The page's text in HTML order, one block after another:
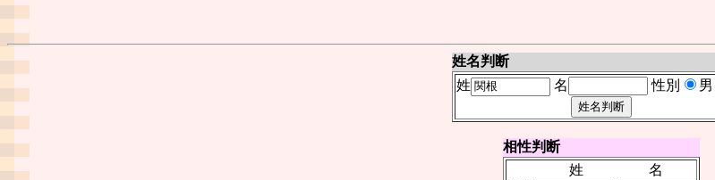
姓名判断
姓
名 性別 男
相性判断
姓
名